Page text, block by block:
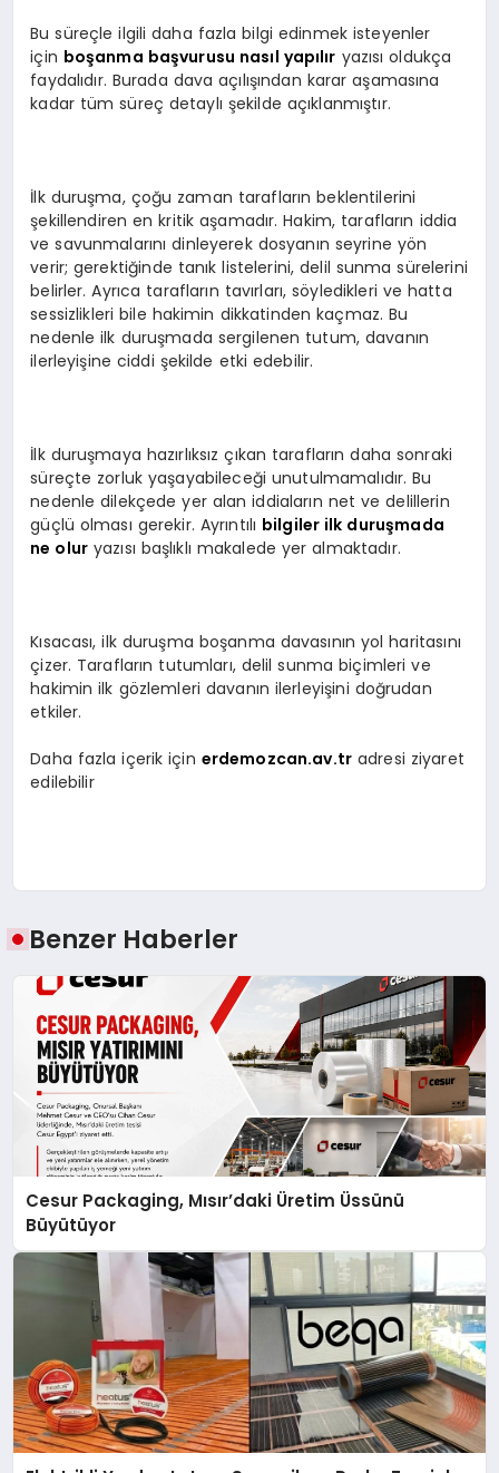
Bu süreçle ilgili daha fazla bilgi edinmek isteyenler
için boşanma başvurusu nasıl yapılır yazısı oldukça
faydalıdır. Burada dava açılışından karar aşamasına
kadar tüm süreç detaylı şekilde açıklanmıştır.
İlk duruşma, çoğu zaman tarafların beklentilerini
şekillendiren en kritik aşamadır. Hakim, tarafların iddia
ve savunmalarını dinleyerek dosyanın seyrine yön
verir; gerektiğinde tanık listelerini, delil sunma sürelerini
belirler. Ayrıca tarafların tavırları, söyledikleri ve hatta
sessizlikleri bile hakimin dikkatinden kaçmaz. Bu
nedenle ilk duruşmada sergilenen tutum, davanın
ilerleyişine ciddi şekilde etki edebilir.
İlk duruşmaya hazırlıksız çıkan tarafların daha sonraki
süreçte zorluk yaşayabileceği unutulmamalıdır. Bu
nedenle dilekçede yer alan iddiaların net ve delillerin
güçlü olması gerekir. Ayrıntılı bilgiler ilk duruşmada
ne olur yazısı başlıklı makalede yer almaktadır.
Kısacası, ilk duruşma boşanma davasının yol haritasını
çizer. Tarafların tutumları, delil sunma biçimleri ve
hakimin ilk gözlemleri davanın ilerleyişini doğrudan
etkiler.
Daha fazla içerik için erdemozcan.av.tr adresi ziyaret
edilebilir
Benzer Haberler
Cesur Packaging, Mısır’daki Üretim Üssünü
Büyütüyor